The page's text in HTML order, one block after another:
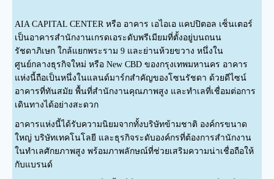
AIA CAPITAL CENTER หรือ อาคาร เอไอเอ แคปปิตอล เซ็นเตอร์
เป็นอาคารสำนักงานเกรดเอระดับพรีเมียมที่ตั้งอยู่บนถนน
รัชดาภิเษก ใกล้แยกพระราม 9 และย่านห้วยขวาง หนึ่งใน
ศูนย์กลางธุรกิจใหม่ หรือ New CBD ของกรุงเทพมหานคร อาคาร
แห่งนี้ถือเป็นหนึ่งในแลนด์มาร์กสำคัญของโซนรัชดา ด้วยดีไซน์
อาคารที่ทันสมัย พื้นที่สำนักงานคุณภาพสูง และทำเลที่เชื่อมต่อการ
เดินทางได้อย่างสะดวก
อาคารแห่งนี้ได้รับความนิยมจากทั้งบริษัทข้ามชาติ องค์กรขนาด
ใหญ่ บริษัทเทคโนโลยี และธุรกิจระดับองค์กรที่ต้องการสำนักงาน
ในทำเลศักยภาพสูง พร้อมภาพลักษณ์ที่ช่วยเสริมความน่าเชื่อถือให้
กับแบรนด์